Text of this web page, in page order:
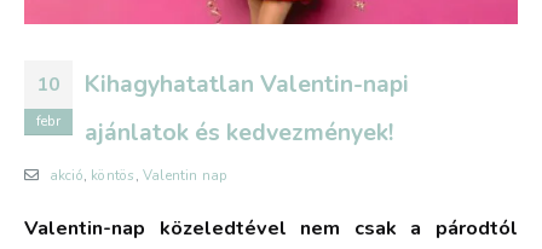
10
febr
Kihagyhatatlan Valentin-napi
ajánlatok és kedvezmények!
akció, köntös, Valentin nap
Valentin-nap közeledtével nem csak a párodtól